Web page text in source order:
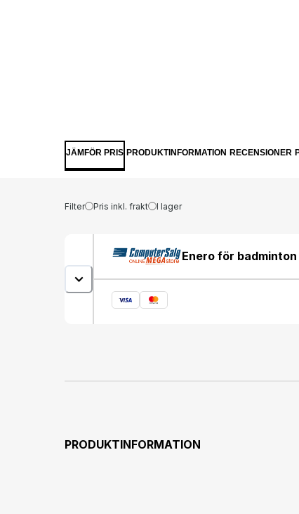
JÄMFÖR PRIS PRODUKTINFORMATION RECENSIONER
Filter Pris inkl. frakt I lager
Enero för
PRODUKTINFORMATION